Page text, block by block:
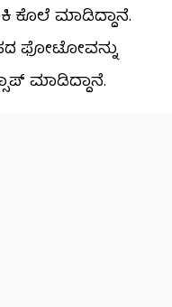
ಕೊಲೆ ಮಾಡಿದ್ದಾನೆ.
ಫೋಟೋವನ್ನು
ಮಾಡಿದ್ದಾನೆ.